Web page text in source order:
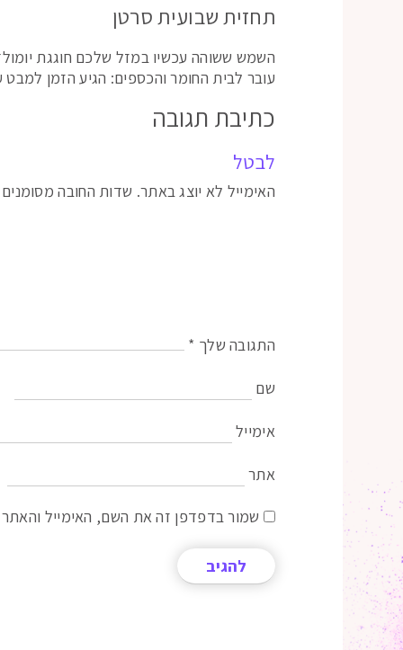
תחזית שבועית סרטן
השמש ששוהה עכשיו במזל שלכם חוגגת
עובר לבית החומר והכספים: הגיע הזמן
כתיבת תגובה
לבטל
האימייל לא יוצג באתר. שדות החובה
התגובה שלך *
שם
אימייל
אתר
שמור בדפדפן זה את השם, האימייל